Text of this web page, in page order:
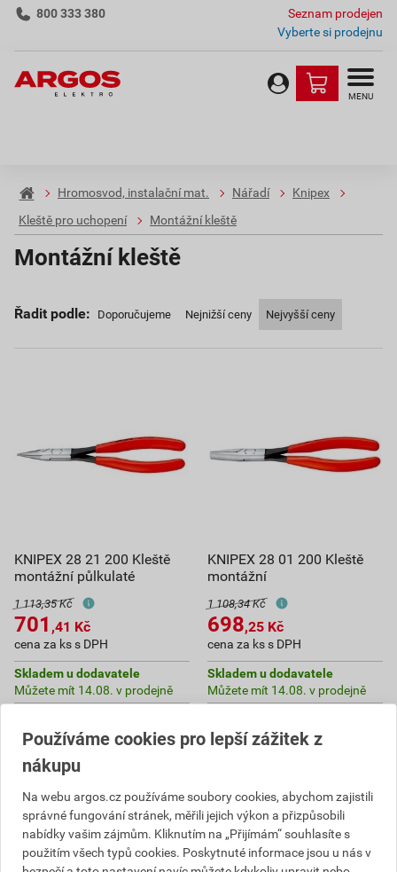
800 333 380
Seznam prodejen
Vyberte si prodejnu
MENU
Hromosvod, instalační mat. Nářadí
Knipex
Kleště pro uchopení
Montážní kleště
Montážní kleště
Řadit podle: Doporučujeme Nejnižší ceny Nejvyšší ceny
KNIPEX 28 21 200 Kleště
montážní půlkulaté
1 113,35 Kč
701 ,41 Kč
cena za ks s DPH
Skladem u dodavatele
Můžete mít 14.08. v prodejně
ks
Do košíku
701,41 Kč celkem s DPH
KNIPEX 28 01 200 Kleště
montážní
1 108,34 Kč
698,25 Kč
cena za ks s DPH
Skladem u dodavatele
Můžete mít 14.08. v prodejně
698,25 Kč celkem s DPH
Používáme cookies pro lepší zážitek z
nákupu
Na webu argos.cz používáme soubory cookies, abychom zajistili
správné fungování stránek, měřili jejich výkon a přizpůsobili
nabídky vašim zájmům. Kliknutím na „Přijímám“ souhlasíte s
použitím všech typů cookies. Poskytnuté informace jsou u nás v